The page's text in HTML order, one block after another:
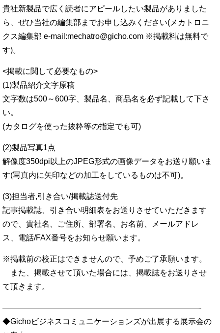
貴社新製品で広く読者にアピールしたい製品がありました
ら、ぜひ当社の編集部までお申し込みください(メカトロニ
クス編集部 e-mail:mechatro@gicho.com ※掲載料は無料で
す)。
<掲載に関して必要なもの>
(1)製品紹介文字原稿
文字数は500～600字、製品名、商品名を必ず記載して下さ
い。
(カタログを使った抜粋等の指定でも可)
(2)製品写真1点
解像度350dpi以上のJPEG形式の画像データをお送り願いま
す(写真内に矢印などの加工をしているものは不可)。
(3)担当者,引き合い/掲載誌送付先
記事掲載誌、引き合い明細表をお送りさせていただきます
ので、貴社名、ご住所、部署名、お名前、メールアドレ
ス、電話/FAX番号をお知らせ願います。
※掲載前の校正はできませんので、予めご了承願います。
また、掲載させて頂いた場合には、掲載誌をお送りさせ
て頂きます。
—————————————————————————-
◆Gichoビジネスコミュニケーションズが出展する展示会の